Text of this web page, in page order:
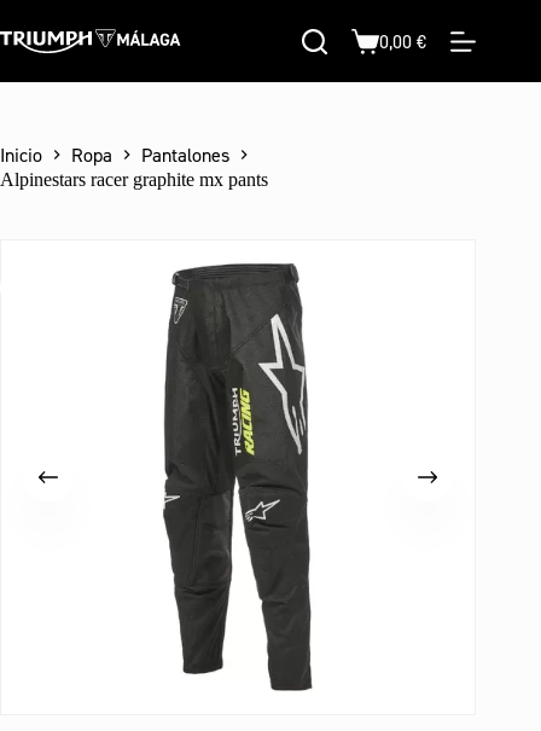
al
contenido
Carro0,00€
Inicio Ropa Pantalones
Alpinestars racer graphite mx pants